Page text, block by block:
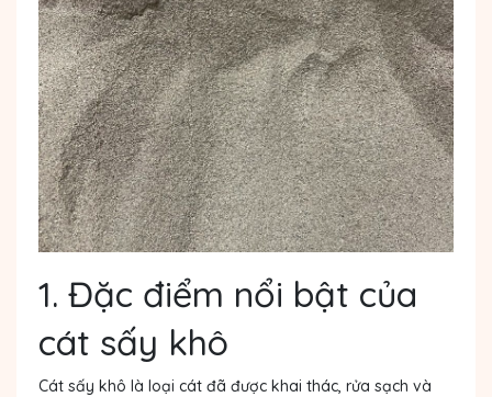
1. Đặc điểm nổi bật của
cát sấy khô
Cát sấy khô là loại cát đã được khai thác, rửa sạch và